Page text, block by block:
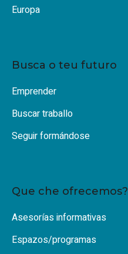
Europa
Busca o teu futuro
Emprender
Buscar traballo
Seguir formándose
Que che ofrecemos?
Asesorías informativas
Espazos/programas